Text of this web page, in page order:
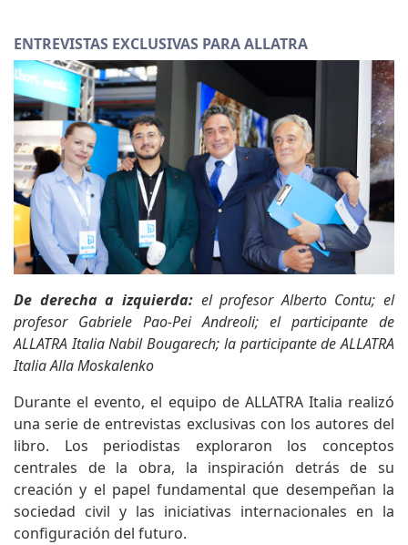
ENTREVISTAS EXCLUSIVAS PARA ALLATRA
De derecha a izquierda:el profesor Alberto Contu; el
profesor Gabriele Pao-Pei Andreoli; el participante de
ALLATRA Italia Nabil Bougarech; la participante de ALLATRA
Italia Alla Moskalenko
Durante el evento, el equipo de ALLATRA Italia realizó
una serie de entrevistas exclusivas con los autores del
libro. Los periodistas exploraron los conceptos
centrales de la obra, la inspiración detrás de su
creación y el papel fundamental que desempeñan la
sociedad civil y las iniciativas internacionales en la
configuración del futuro.